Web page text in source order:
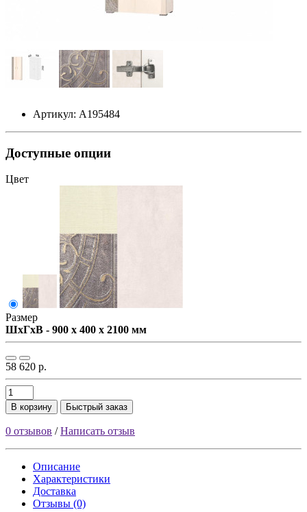
Артикул: А195484
Доступные опции
Цвет
Размер
ШxГxВ - 900 x 400 x 2100 мм
58 620 р.
В корзину Быстрый заказ
0 отзывов /Написать отзыв
Описание
Характеристики
Доставка
Отзывы (0)